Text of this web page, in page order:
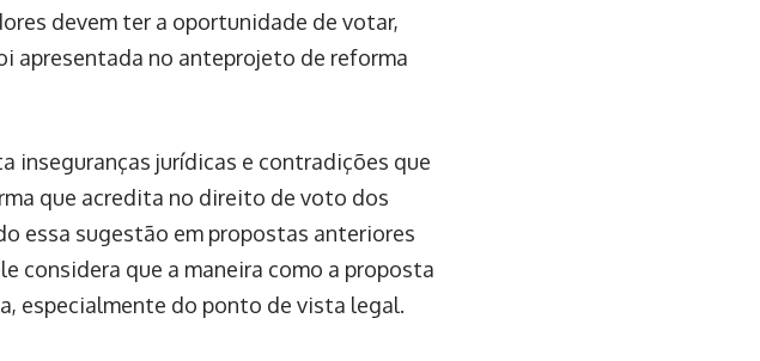
devem ter a oportunidade de votar,
apresentada no anteprojeto de reforma
inseguranças jurídicas e contradições que
que acredita no direito de voto dos
essa sugestão em propostas anteriores
considera que a maneira como a proposta
especialmente do ponto de vista legal.